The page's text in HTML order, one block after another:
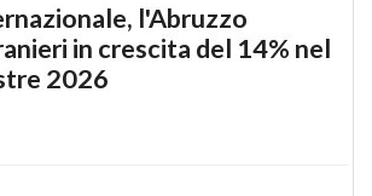
l'Abruzzo
in crescita del 14% nel
2026